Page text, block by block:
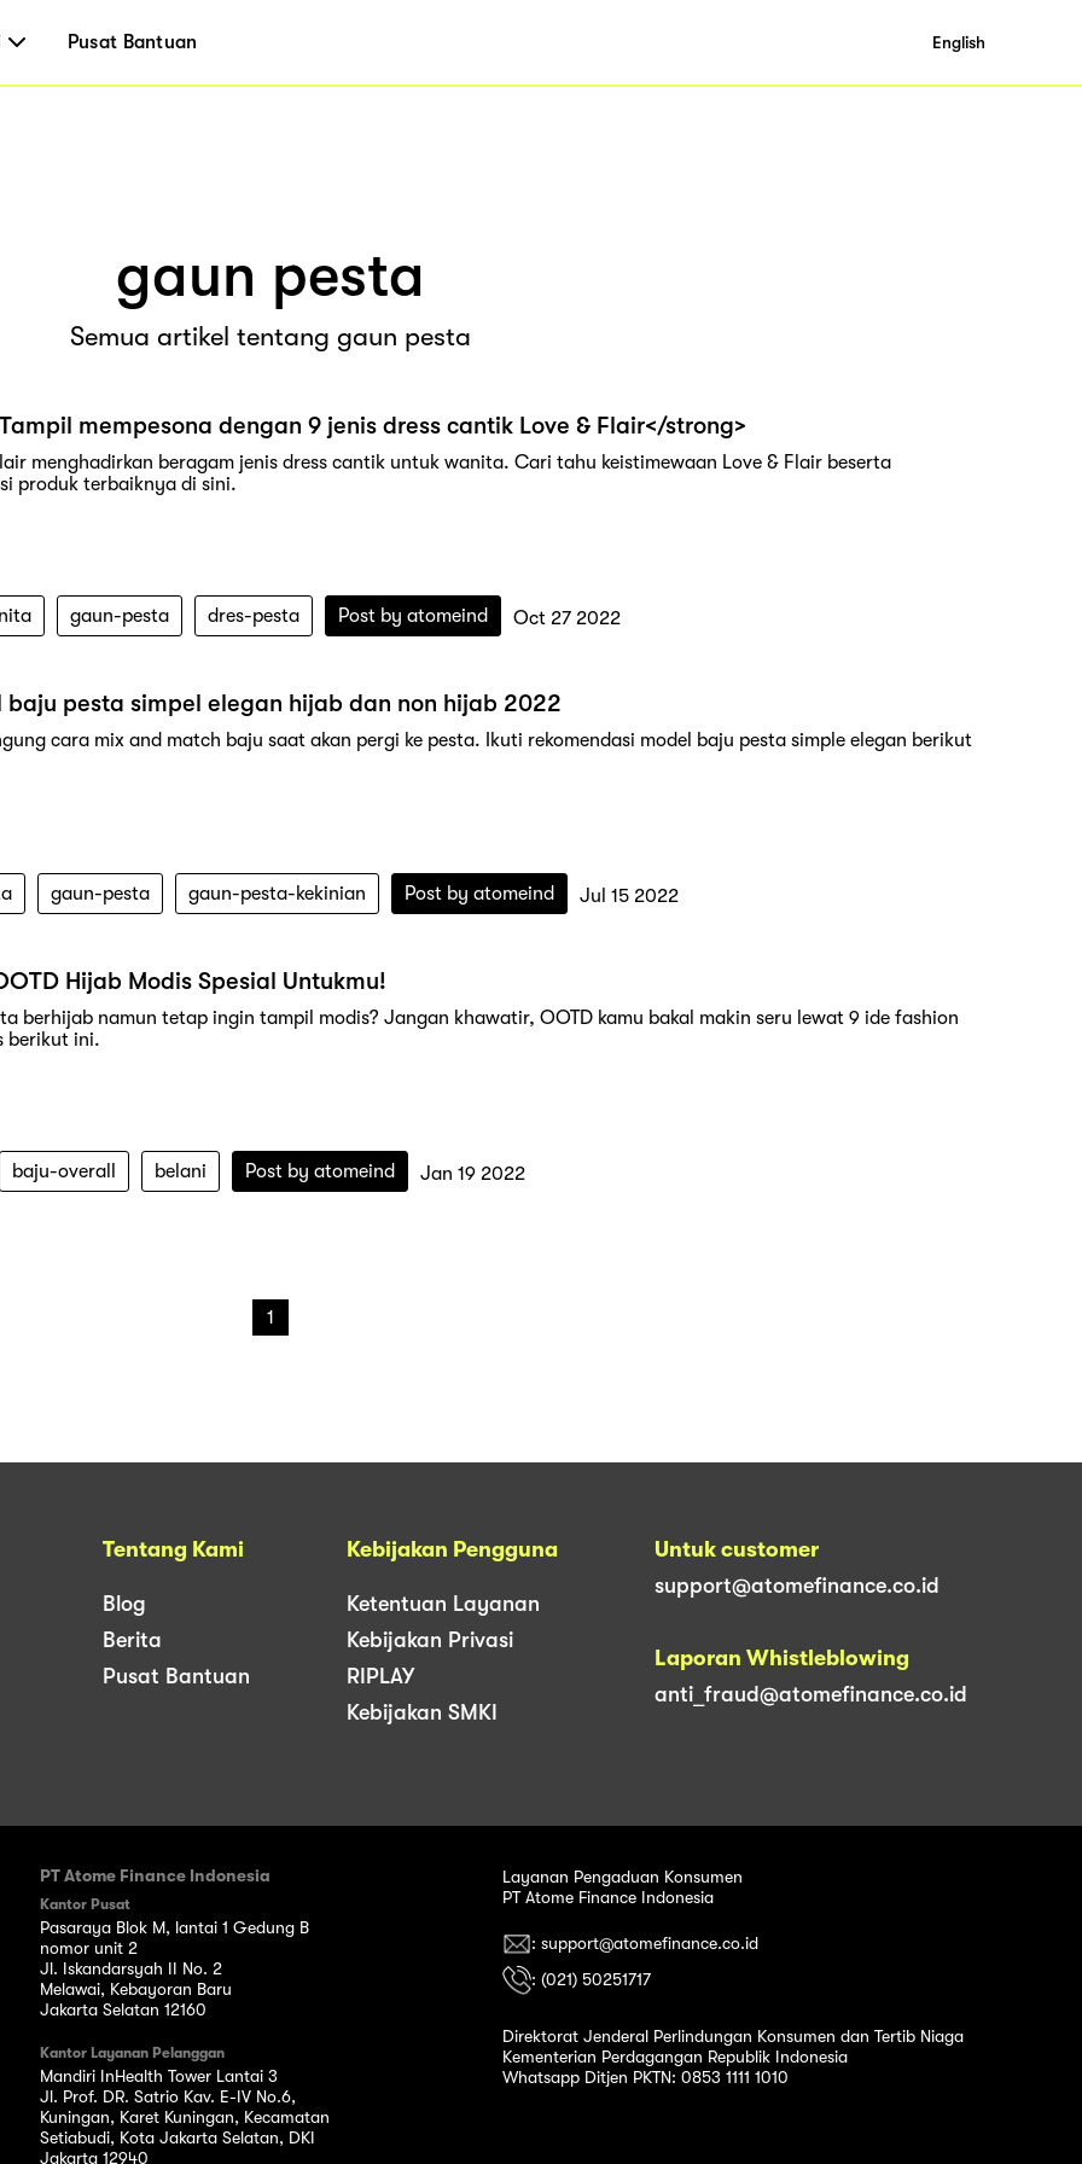
Pusat Bantuan English
gaun pesta
Semua artikel tentang gaun pesta
mempesona dengan 9 jenis dress cantik Love & Flair</strong>
menghadirkan beragam jenis dress cantik untuk wanita. Cari tahu keistimewaan Love & Flair beserta
produk terbaiknya di sini.
gaun-pesta dres-pesta Post by atomeind Oct 27 2022
baju pesta simpel elegan hijab dan non hijab 2022
cara mix and match baju saat akan pergi ke pesta. Ikuti rekomendasi model baju pesta simple elegan berikut
gaun-pesta gaun-pesta-kekinian Post by atomeind Jul 15 2022
Hijab Modis Spesial Untukmu!
berhijab namun tetap ingin tampil modis? Jangan khawatir, OOTD kamu bakal makin seru lewat 9 ide fashion
berikut ini.
baju-overall belani Post by atomeind Jan 19 2022
1
Tentang Kami
Blog
Berita
Pusat Bantuan
Kebijakan Pengguna
Ketentuan Layanan
Kebijakan Privasi
RIPLAY
Kebijakan SMKI
Untuk customer
support@atomefinance.co.id
Laporan Whistleblowing
anti_fraud@atomefinance.co.id
PT Atome Finance Indonesia
Kantor Pusat
Pasaraya Blok M, lantai 1 Gedung B
nomor unit 2
Jl. Iskandarsyah II No. 2
Melawai, Kebayoran Baru
Jakarta Selatan 12160
Kantor Layanan Pelanggan
Mandiri InHealth Tower Lantai 3
Jl. Prof. DR. Satrio Kav. E-IV No.6,
Kuningan, Karet Kuningan, Kecamatan
Setiabudi, Kota Jakarta Selatan, DKI
Jakarta 12940
Layanan Pengaduan Konsumen
PT Atome Finance Indonesia
: support@atomefinance.co.id
: (021) 50251717
Direktorat Jenderal Perlindungan Konsumen dan Tertib Niaga
Kementerian Perdagangan Republik Indonesia
Whatsapp Ditjen PKTN: 0853 1111 1010